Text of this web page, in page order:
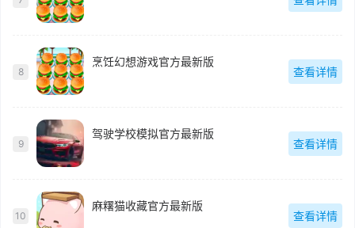
8
烹饪幻想游戏官方最新版
查看详情
9
驾驶学校模拟官方最新版
查看详情
10
麻糬猫收藏官方最新版
查看详情